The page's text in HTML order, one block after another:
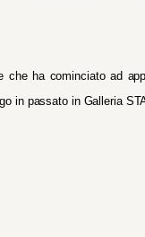
che ha cominciato ad
in passato in Galleria